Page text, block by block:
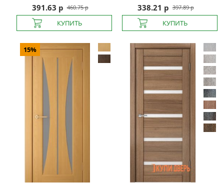
391.63 р 460.75 р
338.21 р 397.89 р
15%